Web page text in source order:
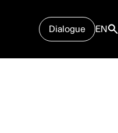
Dialogue EN